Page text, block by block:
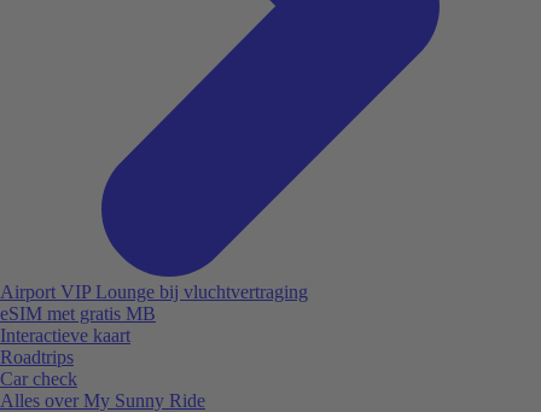
Airport VIP Lounge bij vluchtvertraging
eSIM met gratis MB
Interactieve kaart
Roadtrips
Car check
Alles over My Sunny Ride